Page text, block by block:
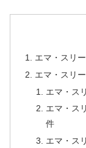
エマ・スリ
エマ・スリ
エマ・ス
エマ・ス
件
エマ・ス